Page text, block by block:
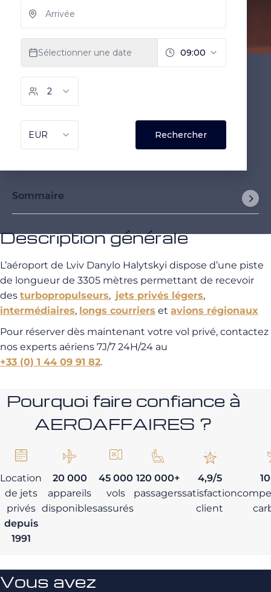
Sommaire
Description générale
L’aéroport de Lviv Danylo Halytskyi dispose d’une piste
de longueur de 3305 mètres permettant de recevoir
des turbopropulseurs, jets privés légers,
intermédiaires, longs courriers et avions régionaux
Pour réserver dès maintenant votre vol privé, contactez
nos experts aériens 7J/7 24H/24 au
+33 (0) 1 44 09 91 82.
Pourquoi faire confiance à
AEROAFFAIRES ?
Location
de jets
privés
depuis
1991
20 000
appareils
disponibles
45 000
vols
assurés
120 000+
passagers
4,9/5
satisfaction
client
Vous avez